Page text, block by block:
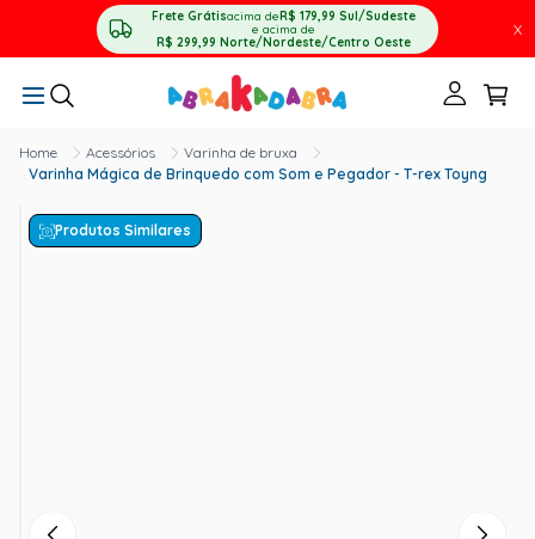
Frete Grátisacima deR$ 179,99 Sul/Sudeste
e acima de
R$ 299,99 Norte/Nordeste/Centro Oeste
X
Acessórios
Varinha de bruxa
Varinha Mágica de Brinquedo com Som e Pegador - T-rex Toyng
Produtos Similares